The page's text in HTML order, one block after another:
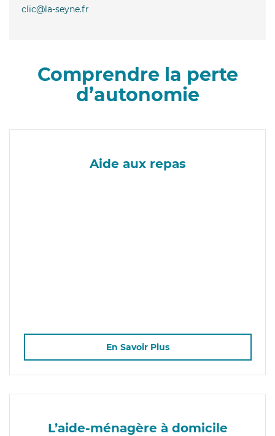
clic@la-seyne.fr
Comprendre la perte
d’autonomie
Aide aux repas
En Savoir Plus
L’aide-ménagère à domicile